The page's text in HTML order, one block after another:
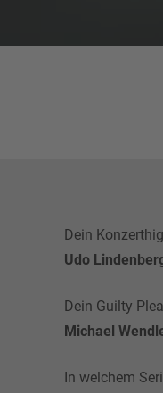
Dein
Udo
Dein Guilty
Michael
In welchem